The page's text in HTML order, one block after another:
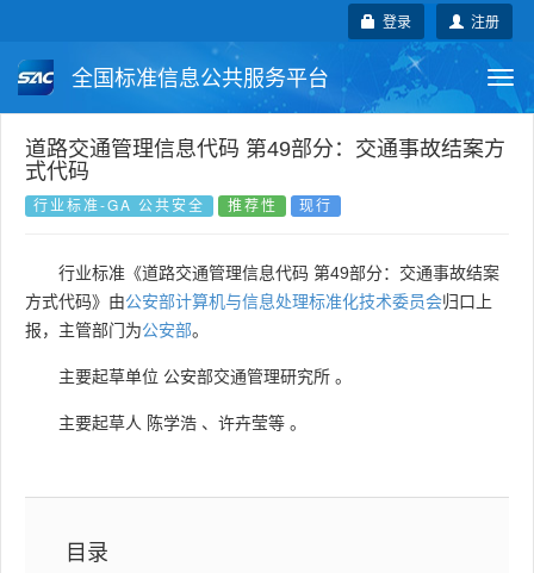
注册
登录
全国标准信息公共服务平台
国家标准 行业标准 地方标准
团体标准 企业标准
国外标准 技术委员会
道路交通管理信息代码 第49部分：交通事故结案方
式代码
行业标准-GA 公共安全 推荐性 现行
行业标准《道路交通管理信息代码 第49部分：交通事故结案
方式代码》由公安部计算机与信息处理标准化技术委员会归口上
报，主管部门为公安部。
主要起草单位 公安部交通管理研究所 。
主要起草人 陈学浩 、 许卉莹等 。
目录